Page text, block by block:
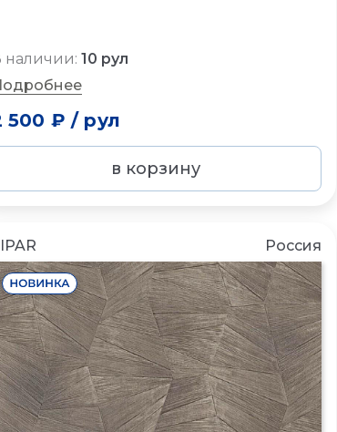
наличии: 10 рул
500 ₽ / рул
в корзину
Россия